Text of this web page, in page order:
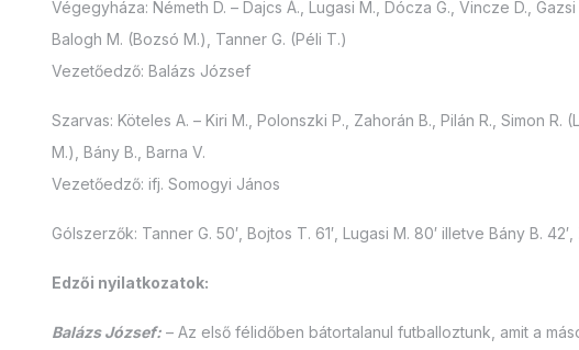
Végegyháza: Németh D. – Dajcs Á., Lugasi M., Dócza G., Vincze D.,
Balogh M. (Bozsó M.), Tanner G. (Péli T.)
Vezetőedző: Balázs József
Szarvas: Köteles A. – Kiri M., Polonszki P., Zahorán B., Pilán R., Simon R.
M.), Bány B., Barna V.
Vezetőedző: ifj. Somogyi János
Gólszerzők: Tanner G. 50′, Bojtos T. 61′, Lugasi M. 80′ illetve Bány B.
Edzői nyilatkozatok:
Balázs József: – Az első félidőben bátortalanul futballoztunk, amit a